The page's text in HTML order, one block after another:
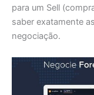
para um Sell
saber exatamente
negociação.